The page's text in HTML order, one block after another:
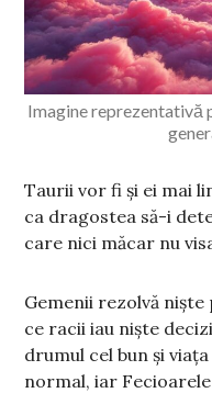
Imagine reprezentativă
Taurii vor fi și ei mai
ca dragostea să-i
care nici măcar nu
Gemenii rezolvă
ce racii iau niște
drumul cel bun și
normal, iar